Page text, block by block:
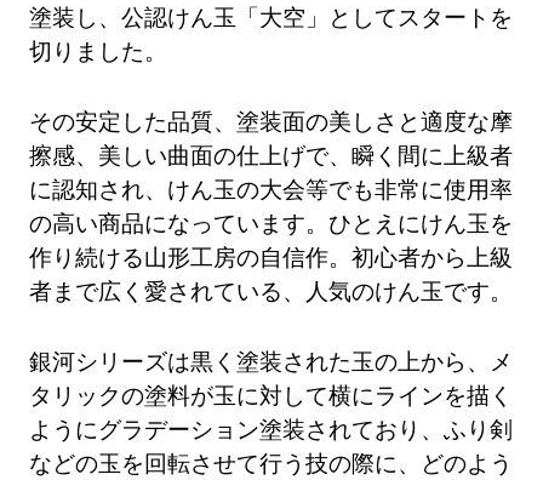
塗装し、公認けん玉「大空」としてスタートを
切りました。
その安定した品質、塗装面の美しさと適度な摩
擦感、美しい曲面の仕上げで、瞬く間に上級者
に認知され、けん玉の大会等でも非常に使用率
の高い商品になっています。ひとえにけん玉を
作り続ける山形工房の自信作。初心者から上級
者まで広く愛されている、人気のけん玉です。
銀河シリーズは黒く塗装された玉の上から、メ
タリックの塗料が玉に対して横にラインを描く
ようにグラデーション塗装されており、ふり剣
などの玉を回転させて行う技の際に、どのよう